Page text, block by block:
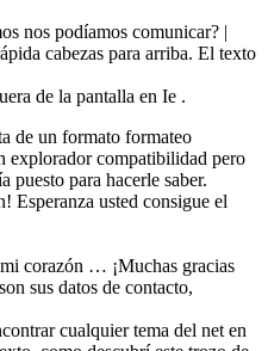
nos podíamos comunicar? |
cabezas para arriba. El texto
de la pantalla en Ie .
de un formato formateo
explorador compatibilidad pero
puesto para hacerle saber.
Esperanza usted consigue el
corazón … ¡Muchas gracias
sus datos de contacto,
cualquier tema del net en